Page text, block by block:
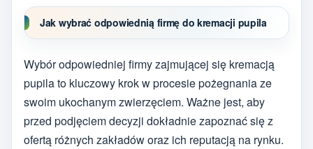
Jak wybrać odpowiednią firmę do kremacji pupila
Wybór odpowiedniej firmy zajmującej się kremacją
pupila to kluczowy krok w procesie pożegnania ze
swoim ukochanym zwierzęciem. Ważne jest, aby
przed podjęciem decyzji dokładnie zapoznać się z
ofertą różnych zakładów oraz ich reputacją na rynku.